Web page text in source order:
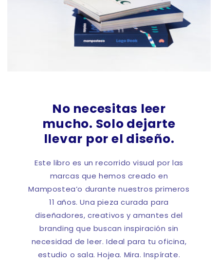
No necesitas leer
mucho. Solo dejarte
llevar por el diseño.
Este libro es un recorrido visual por las
marcas que hemos creado en
Mampostea’o durante nuestros primeros
11 años. Una pieza curada para
diseñadores, creativos y amantes del
branding que buscan inspiración sin
necesidad de leer. Ideal para tu oficina,
estudio o sala. Hojea. Mira. Inspírate.